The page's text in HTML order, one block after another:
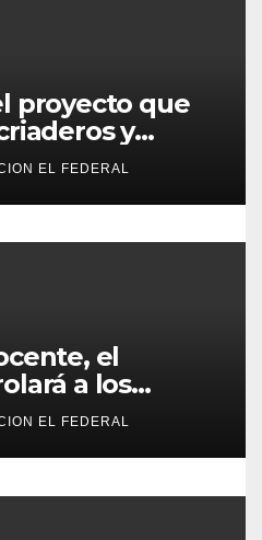
proyecto que
y
y gatos:
mientras
reclaman
EL FEDERAL
el
a los
cumplan el
presencial
EL FEDERAL